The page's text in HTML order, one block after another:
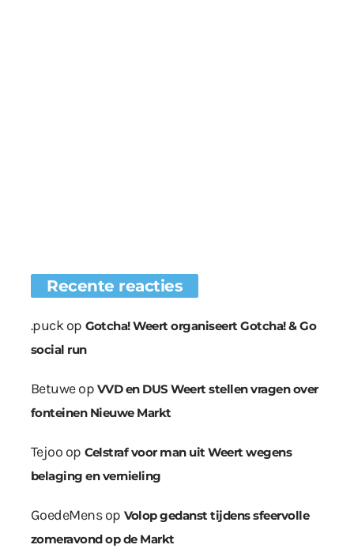
Recente reacties
.puckop Gotcha! Weert organiseert Gotcha! & Go
social run
Betuweop VVD en DUS Weert stellen vragen over
fonteinen Nieuwe Markt
Tejoo op Celstraf voor man uit Weert wegens
belaging en vernieling
GoedeMensop Volop gedanst tijdens sfeervolle
zomeravond op de Markt